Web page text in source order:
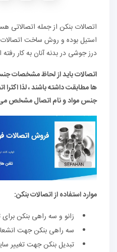
اتصالات بنکن از جمله اتصالاتی
استیل بوده و روش ساخت
درز جوشی در بدنه آنان به کار
اتصالات باید از لحاظ مشخصات
ها مطابقت داشته باشند ، لذا اکثرا
جنس مواد و نام اتصال مشخص
موارد استفاده از اتصالات بنکن:
زانو و سه راهی بنکن
سه راهی بنکن جهت
تبدیل بنکن جهت تغییر